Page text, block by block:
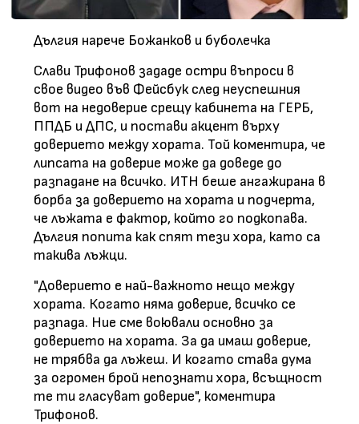
Дългия нарече Божанков и буболечка
Слави Трифонов зададе остри въпроси в
свое видео във Фейсбук след неуспешния
вот на недоверие срещу кабинета на ГЕРБ,
ППДБ и ДПС, и постави акцент върху
доверието между хората. Той коментира, че
липсата на доверие може да доведе до
разпадане на всичко. ИТН беше ангажирана в
борба за доверието на хората и подчерта,
че лъжата е фактор, който го подкопава.
Дългия попита как спят тези хора, като са
такива лъжци.
"Доверието е най-важното нещо между
хората. Когато няма доверие, всичко се
разпада. Ние сме воювали основно за
доверието на хората. За да имаш доверие,
не трябва да лъжеш. И когато става дума
за огромен брой непознати хора, всъщност
те ти гласуват доверие", коментира
Трифонов.